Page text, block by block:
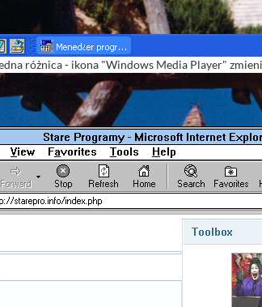
różnica - ikona "Windows Media Player"